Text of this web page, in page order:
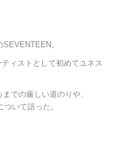
。
ィストとして初めてユネス
での厳しい道のりや、
いて語った。